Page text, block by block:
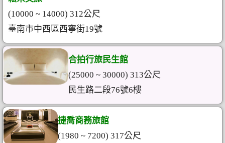
(10000 ~ 14000) 312公尺
臺南市中西區西寧街19號
合拍行旅民生館
(25000 ~ 30000) 313公尺
民生路二段76號6樓
捷喬商務旅館
(1980 ~ 7200) 317公尺